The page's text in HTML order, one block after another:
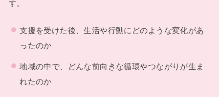
す。
支援を受けた後、生活や行動にどのような変化があ
ったのか
地域の中で、どんな前向きな循環やつながりが生ま
れたのか